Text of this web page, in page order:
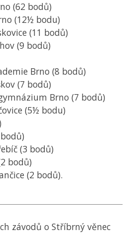
(62 bodů)
(12½ bodu)
(11 bodů)
(9 bodů)
Brno (8 bodů)
(7 bodů)
Brno (7 bodů)
(5½ bodu)
(3 bodů)
bodů)
(2 bodů).
závodů o Stříbrný věnec